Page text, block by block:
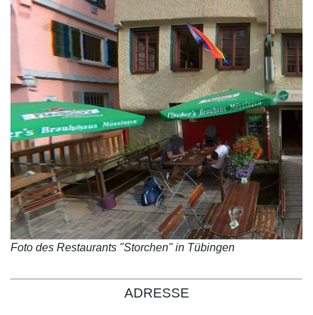
Foto des Restaurants "Storchen" in Tübingen
ADRESSE